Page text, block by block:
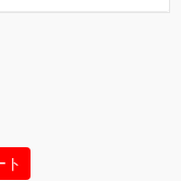
ト